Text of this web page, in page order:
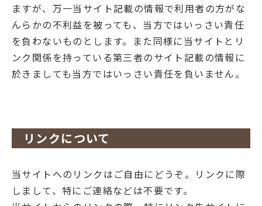
ますが、万一当サイト記載の情報で利用者の方がな
んらかの不利益を被っても、当方ではいっさい責任
を負わないものとします。また同様に当サイトとリ
ンク関係を持っている第三者のサイト記載の情報に
於きましても当方ではいっさい責任を負いません。
リンクについて
当サイトへのリンクはご自由にどうぞ。リンクに際
しまして、特にご連絡などは不要です。